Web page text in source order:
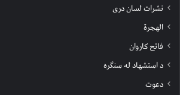
نشرات لسان دری
الهجرة
فاتح کاروان
د استشهاد له سنګره
دعوت